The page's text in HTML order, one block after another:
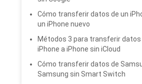
Cómo transferir datos de un
un iPhone nuevo
Métodos 3 para transferir datos
iPhone a iPhone sin iCloud
Cómo transferir datos de
Samsung sin Smart Switch